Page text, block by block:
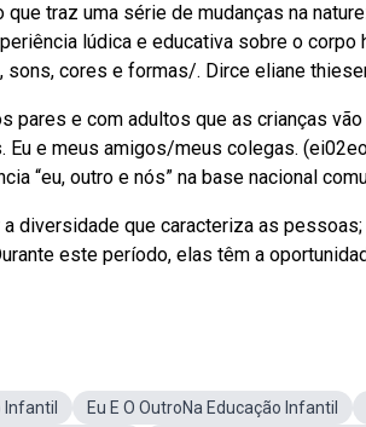
que traz uma série de mudanças na
lúdica e educativa sobre o
cores e formas/. Dirce eliane
pares e com adultos que as crianças
Eu e meus amigos/meus colegas.
“eu, outro e nós” na base nacional
diversidade que caracteriza as
este período, elas têm a
Eu E O OutroNa Educação Infantil